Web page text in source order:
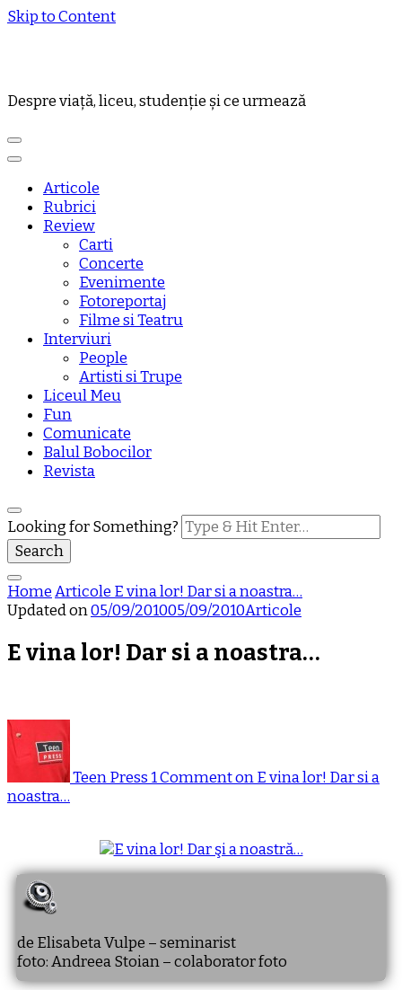
Skip to Content
Despre viață, liceu, studenție și ce urmează
Articole
Rubrici
Review
Carti
Concerte
Evenimente
Fotoreportaj
Filme si Teatru
Interviuri
People
Artisti si Trupe
Liceul Meu
Fun
Comunicate
Balul Bobocilor
Revista
Looking for Something?
HomeArticole E vina lor! Dar si a noastra…
Updated on05/09/201005/09/2010Articole
E vina lor! Dar si a noastra…
Teen Press1 Commenton E vina lor! Dar si a
noastra…
de Elisabeta Vulpe – seminarist
foto: Andreea Stoian – colaborator foto